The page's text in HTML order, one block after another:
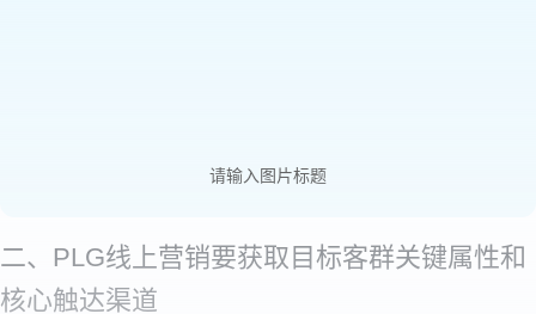
请输入图片标题
二、PLG线上营销要获取目标客群关键属性和
核心触达渠道